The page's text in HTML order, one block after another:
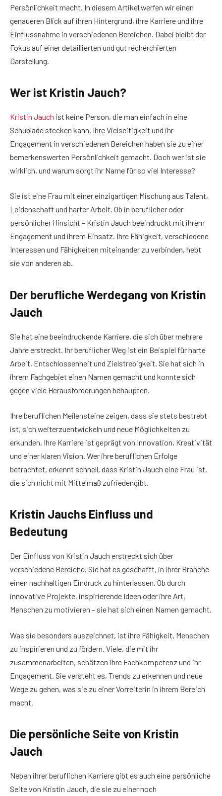
Persönlichkeit macht. In diesem Artikel werfen wir einen
genaueren Blick auf ihren Hintergrund, ihre Karriere und ihre
Einflussnahme in verschiedenen Bereichen. Dabei bleibt der
Fokus auf einer detaillierten und gut recherchierten
Darstellung.
Wer ist Kristin Jauch?
Kristin Jauch ist keine Person, die man einfach in eine
Schublade stecken kann. Ihre Vielseitigkeit und ihr
Engagement in verschiedenen Bereichen haben sie zu einer
bemerkenswerten Persönlichkeit gemacht. Doch wer ist sie
wirklich, und warum sorgt ihr Name für so viel Interesse?
Sie ist eine Frau mit einer einzigartigen Mischung aus Talent,
Leidenschaft und harter Arbeit. Ob in beruflicher oder
persönlicher Hinsicht – Kristin Jauch beeindruckt mit ihrem
Engagement und ihrem Einsatz. Ihre Fähigkeit, verschiedene
Interessen und Fähigkeiten miteinander zu verbinden, hebt
sie von anderen ab.
Der berufliche Werdegang von Kristin
Jauch
Sie hat eine beeindruckende Karriere, die sich über mehrere
Jahre erstreckt. Ihr beruflicher Weg ist ein Beispiel für harte
Arbeit, Entschlossenheit und Zielstrebigkeit. Sie hat sich in
ihrem Fachgebiet einen Namen gemacht und konnte sich
gegen viele Herausforderungen behaupten.
Ihre beruflichen Meilensteine zeigen, dass sie stets bestrebt
ist, sich weiterzuentwickeln und neue Möglichkeiten zu
erkunden. Ihre Karriere ist geprägt von Innovation, Kreativität
und einer klaren Vision. Wer ihre beruflichen Erfolge
betrachtet, erkennt schnell, dass Kristin Jauch eine Frau ist,
die sich nicht mit Mittelmaß zufriedengibt.
Kristin Jauchs Einfluss und
Bedeutung
Der Einfluss von Kristin Jauch erstreckt sich über
verschiedene Bereiche. Sie hat es geschafft, in ihrer Branche
einen nachhaltigen Eindruck zu hinterlassen. Ob durch
innovative Projekte, inspirierende Ideen oder ihre Art,
Menschen zu motivieren – sie hat sich einen Namen gemacht.
Was sie besonders auszeichnet, ist ihre Fähigkeit, Menschen
zu inspirieren und zu fördern. Viele, die mit ihr
zusammenarbeiten, schätzen ihre Fachkompetenz und ihr
Engagement. Sie versteht es, Trends zu erkennen und neue
Wege zu gehen, was sie zu einer Vorreiterin in ihrem Bereich
macht.
Die persönliche Seite von Kristin
Jauch
Neben ihrer beruflichen Karriere gibt es auch eine persönliche
Seite von Kristin Jauch, die sie zu einer noch